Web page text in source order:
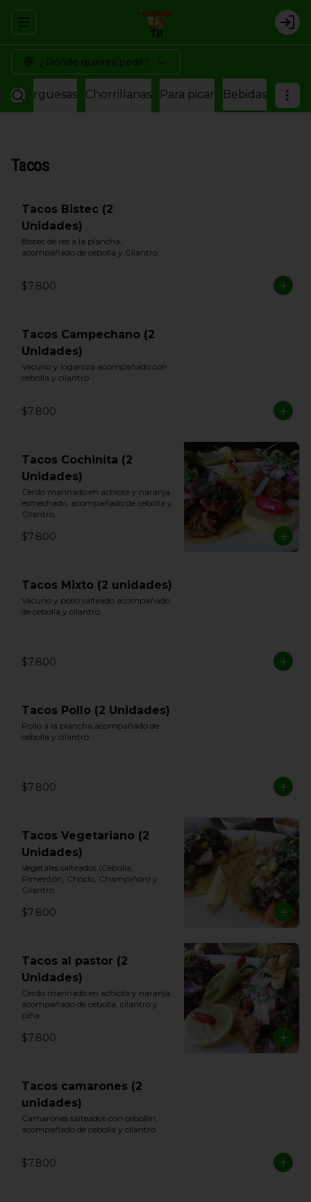
Abrir menu de navegación
¿Dónde quieres pedir?
Chorrillanas Para picar Bebidas
Tacos
Tacos Bistec (2
Unidades)
Bistec de res a la plancha,
acompañado de cebolla y Cilantro.
$7.800
Tacos Campechano (2
Unidades)
Vacuno y loganiza acompañado con
cebolla y cilantro
$7.800
Tacos Cochinita (2
Unidades)
Cerdo marinado en achiote y naranja
esmechado, acompañado de cebolla y
Cilantro.
$7.800
Tacos Mixto (2 unidades)
Vacuno y pollo salteado acompañado
de cebolla y cilantro.
$7.800
Tacos Pollo (2 Unidades)
Pollo a la plancha,acompañado de
cebolla y cilantro.
$7.800
Tacos Vegetariano (2
Unidades)
Vegetales salteados (Cebolla,
Pimentón, Choclo, Champiñón) y
Cilantro.
$7.800
Tacos al pastor (2
Unidades)
Cerdo marinado en achiote y naranja,
acompañado de cebolla, cilantro y
piña.
$7.800
Tacos camarones (2
unidades)
Camarones salteados con cebollin,
acompañado de cebolla y cilantro.
$7.800